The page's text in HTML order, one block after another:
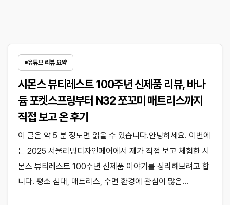
유튜브 리뷰 요약
시몬스 뷰티레스트 100주년 신제품 리뷰, 바나
듐 포켓스프링부터 N32 쪼꼬미 매트리스까지
직접 보고 온 후기
이 글은 약 5 분 정도면 읽을 수 있습니다.안녕하세요. 이번에
는 2025 서울리빙디자인페어에서 제가 직접 보고 체험한 시
몬스 뷰티레스트 100주년 신제품 이야기를 정리해보려고 합
니다. 평소 침대, 매트리스, 수면 환경에 관심이 많은…